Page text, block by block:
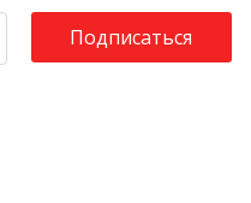
Подписаться